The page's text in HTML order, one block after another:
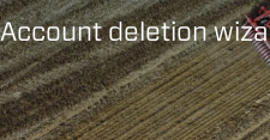
Account deletion